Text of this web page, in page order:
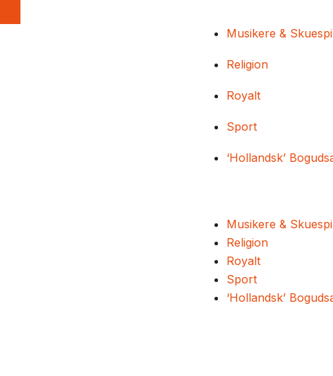
Musikere &
Religion
Royalt
Sport
‘Hollandsk’
Musikere &
Religion
Royalt
Sport
‘Hollandsk’